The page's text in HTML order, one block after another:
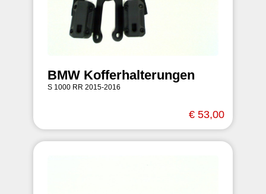
BMW Kofferhalterungen
S 1000 RR 2015-2016
€ 53,00